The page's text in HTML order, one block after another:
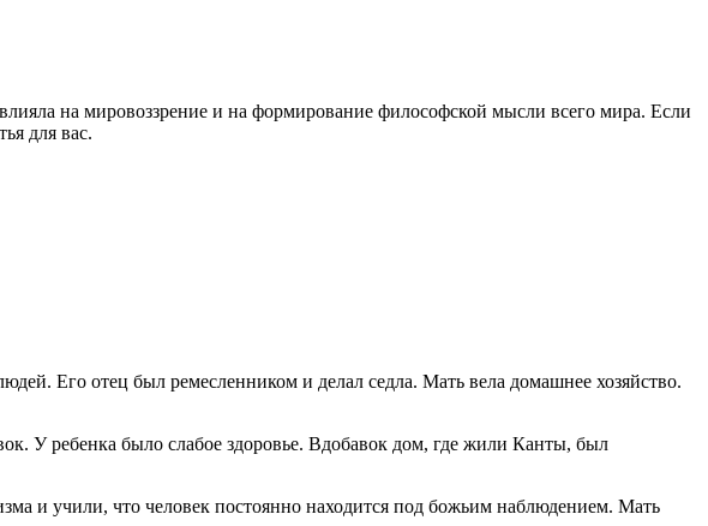
на мировоззрение и на формирование философской мысли всего мира. Если
для вас.
Его отец был ремесленником и делал седла. Мать вела домашнее хозяйство.
У ребенка было слабое здоровье. Вдобавок дом, где жили Канты, был
и учили, что человек постоянно находится под божьим наблюдением. Мать